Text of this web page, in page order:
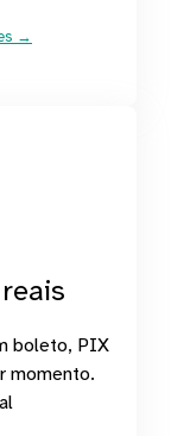
→
boleto, PIX
momento.